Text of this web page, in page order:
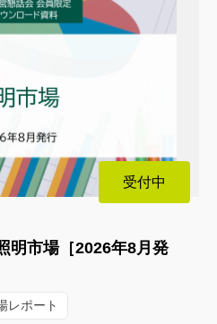
受付中
明市場［2026年8月発
レポート